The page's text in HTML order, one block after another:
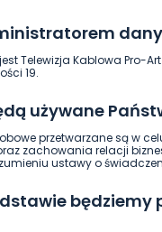
Telewizja Kablowa Pro-
19.
używane
przetwarzane są w
zachowania relacji
ustawy o
będziemy
HOT REGION
Co zrobić z
pracy?